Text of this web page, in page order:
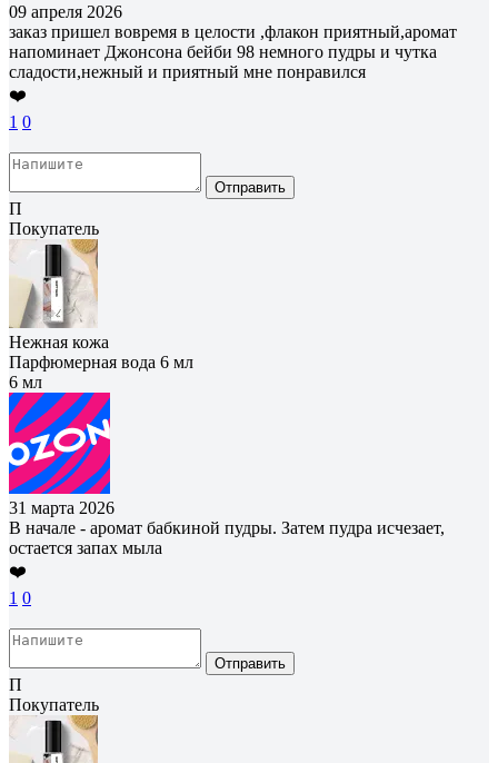
09 апреля 2026
заказ пришел вовремя в целости ,флакон приятный,аромат
напоминает Джонсона бейби 98 немного пудры и чутка
сладости,нежный и приятный мне понравился
❤️
1 0
Отправить
П
Покупатель
Нежная кожа
Парфюмерная вода 6 мл
6 мл
31 марта 2026
В начале - аромат бабкиной пудры. Затем пудра исчезает,
остается запах мыла
❤️
1 0
Отправить
П
Покупатель